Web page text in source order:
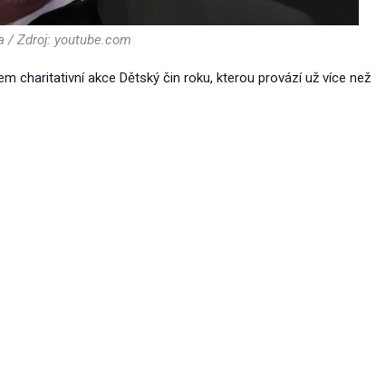
/ Zdroj: youtube.com
charitativní akce Dětský čin roku, kterou provází už více než